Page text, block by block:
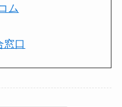
ム
窓口